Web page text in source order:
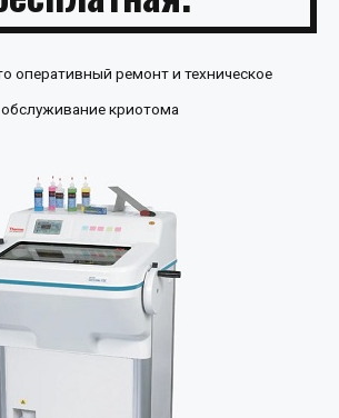
оперативный ремонт и техническое
обслуживание криотома